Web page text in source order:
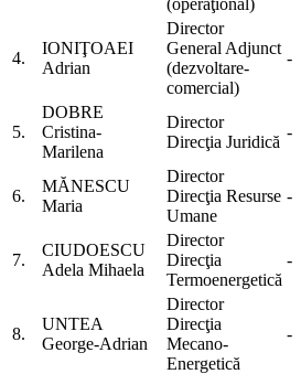
4.
IONIŢOAEI
Adrian
Director
General Adjunct
(dezvoltare-
comercial)
-
5.
DOBRE
Cristina-
Marilena
Director
Direcţia Juridică
-
6.
MĂNESCU
Maria
Director
Direcţia Resurse
Umane
-
7.
CIUDOESCU
Adela Mihaela
Director
Direcţia
Termoenergetică
-
8.
UNTEA
George-Adrian
Director
Direcţia
Mecano-
Energetică
-